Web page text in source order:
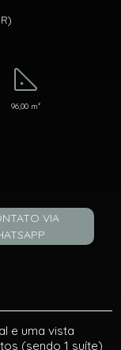
96,00 m²
VIA
e uma vista
(sendo 1 suíte)